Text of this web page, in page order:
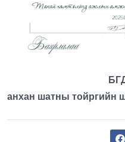
анхан шатны тойргийн